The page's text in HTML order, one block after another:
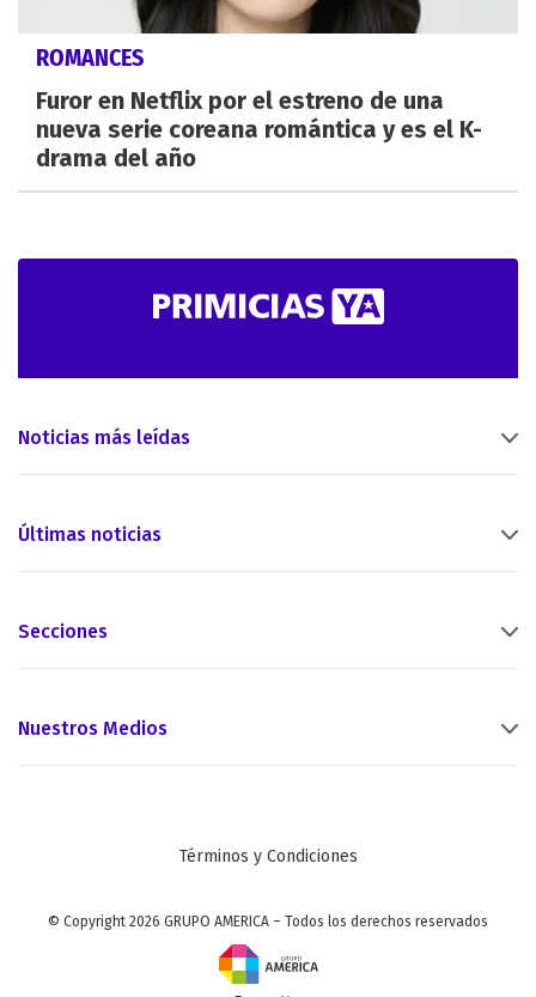
ROMANCES
Furor en Netflix por el estreno de una
nueva serie coreana romántica y es el K-
drama del año
Noticias más leídas
Últimas noticias
Secciones
Nuestros Medios
Términos y Condiciones
© Copyright 2026 GRUPO AMERICA – Todos los derechos reservados